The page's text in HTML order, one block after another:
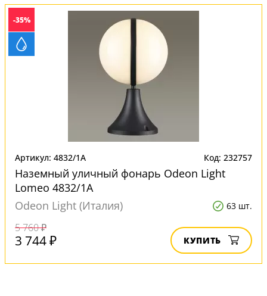
-35%
Артикул: 4832/1A Код: 232757
Наземный уличный фонарь Odeon Light
Lomeo 4832/1A
Odeon Light (Италия)
63 шт.
5 760 ₽
3 744 ₽ КУПИТЬ